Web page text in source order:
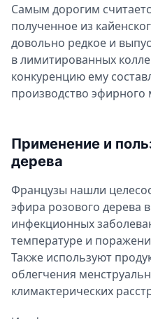
Самым дорогим
полученное из
довольно редкое и
в лимитированных
конкуренцию ему
производство эфирного
Применение и
дерева
Французы нашли
эфира розового дерева
инфекционных
температуре и
Также используют
облегчения
климактерических